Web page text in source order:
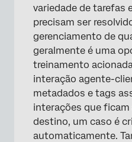
variedade de tarefas
precisam ser
gerenciamento de
geralmente é uma
treinamento
interação agente-
metadados e tags
interações que ficam
destino, um caso é
automaticamente.